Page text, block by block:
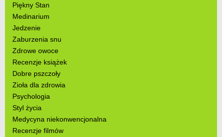
Piękny Stan
Medinarium
Jedzenie
Zaburzenia snu
Zdrowe owoce
Recenzje książek
Dobre pszczoły
Zioła dla zdrowia
Psychologia
Styl życia
Medycyna niekonwencjonalna
Recenzje filmów